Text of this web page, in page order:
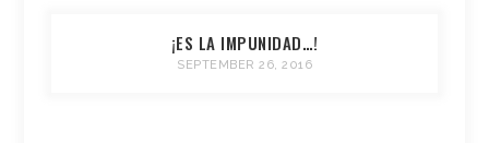
¡ES LA IMPUNIDAD…!
SEPTEMBER 26, 2016